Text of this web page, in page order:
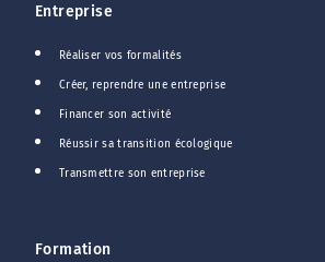
Entreprise
Réaliser vos formalités
Créer, reprendre une entreprise
Financer son activité
Réussir sa transition écologique
Transmettre son entreprise
Formation